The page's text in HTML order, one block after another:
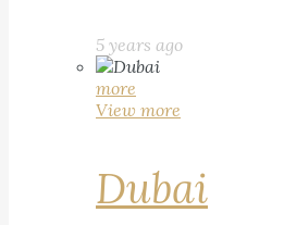
5 years ago
more
View more
Dubai